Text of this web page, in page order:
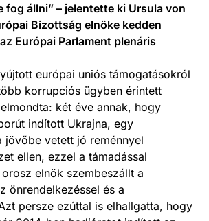
fog állni” – jelentette ki Ursula von
Bizottság elnöke kedden
Európai Parlament plenáris
európai uniós támogatásokról
korrupciós ügyben érintett
két éve annak, hogy
indított Ukrajna, egy
jövőbe vetett jó reménnyel
ellen, ezzel a támadással
elnök szembeszállt a
önrendelkezéssel és a
persze ezúttal is elhallgatta, hogy